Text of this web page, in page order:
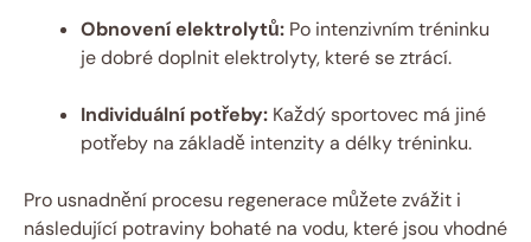
Obnovení elektrolytů: Po intenzivním tréninku
je dobré doplnit elektrolyty, které se ztrácí.
Individuální potřeby: Každý sportovec má jiné
potřeby na základě intenzity a délky tréninku.
Pro usnadnění procesu regenerace můžete zvážit i
následující potraviny bohaté na vodu, které jsou vhodné